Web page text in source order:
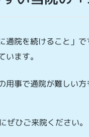
院を続けること」
ます。
用事で通院が難しい
ぜひご来院ください。